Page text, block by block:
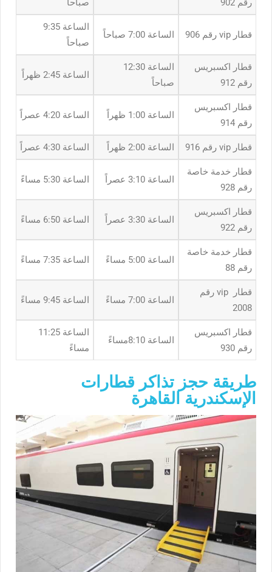
رقم 902 صباحاً
قطار vip رقم 906 الساعة 7:00 صباحاً
الساعة 9:35
صباحاً
قطار اكسبريس
رقم 912
الساعة 12:30
صباحاً
الساعة 2:45 ظهراً
قطار اكسبريس
رقم 914
الساعة 1:00 ظهراً الساعة 4:20 عصراً
قطار vip رقم 916 الساعة 2:00 ظهراً الساعة 4:30 عصراً
قطار خدمة خاصة
رقم 928
الساعة 3:10 عصراً الساعة 5:30 مساءً
قطار اكسبريس
رقم 922
الساعة 3:30 عصراً الساعة 6:50 مساءً
قطار خدمة خاصة
رقم 88
الساعة 5:00 مساءً الساعة 7:35 مساءً
قطار vip رقم
2008
الساعة 7:00 مساءً الساعة 9:45 مساءً
قطار اكسبريس
رقم 930
الساعة 8:10مساءً
الساعة 11:25
مساءً
طريقة حجز تذاكر قطارات
الإسكندرية القاهرة